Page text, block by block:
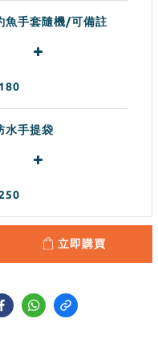
魚手套隨機/可備註
水手提袋
立即購買